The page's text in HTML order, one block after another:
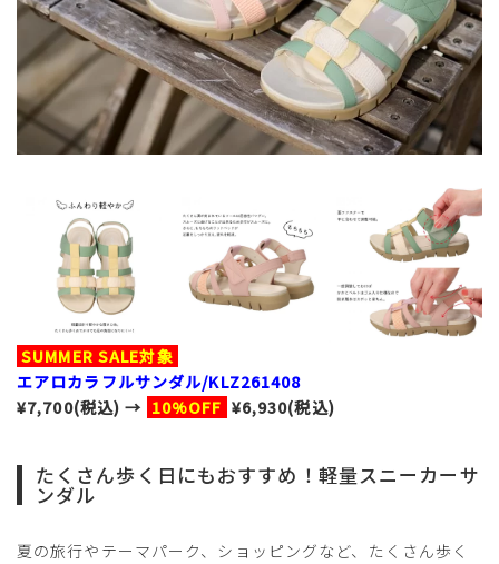
SUMMER SALE対象
エアロカラフルサンダル/KLZ261408
¥7,700(税込) → 10%OFF ¥6,930(税込)
たくさん歩く日にもおすすめ！軽量スニーカーサ
ンダル
夏の旅行やテーマパーク、ショッピングなど、たくさん歩く